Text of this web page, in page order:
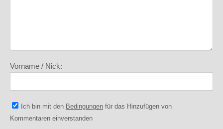
Vorname / Nick:
Ich bin mit den Bedingungen für das Hinzufügen von
Kommentaren einverstanden